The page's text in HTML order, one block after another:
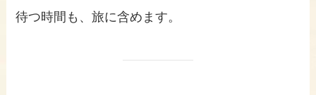
待つ時間も、旅に含めます。